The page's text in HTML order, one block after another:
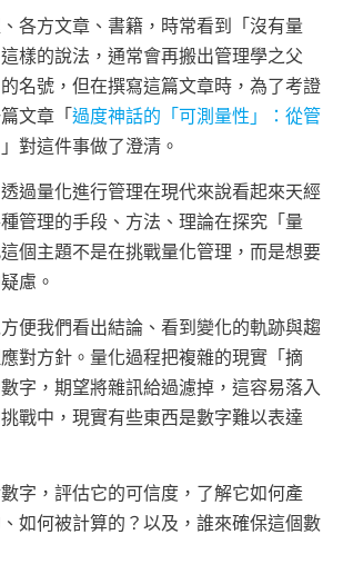
各方文章、書籍，時常看到「沒有量
樣的說法，通常會再搬出管理學之父
的名號，但在撰寫這篇文章時，為了考證
文章「 過度神話的「可測量性」：從管
」對這件事做了澄清。
過量化進行管理在現代來說看起來天經
管理的手段、方法、理論在探究「量
個主題不是在挑戰量化管理，而是想要
慮。
便我們看出結論、看到變化的軌跡與趨
對方針。量化過程把複雜的現實「摘
字，期望將雜訊給過濾掉，這容易落入
挑戰中，現實有些東西是數字難以表達
字，評估它的可信度，了解它如何產
如何被計算的？以及，誰來確保這個數